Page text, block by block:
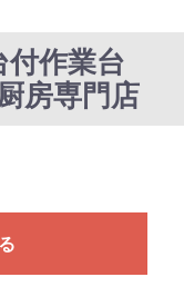
作業台
房専門店